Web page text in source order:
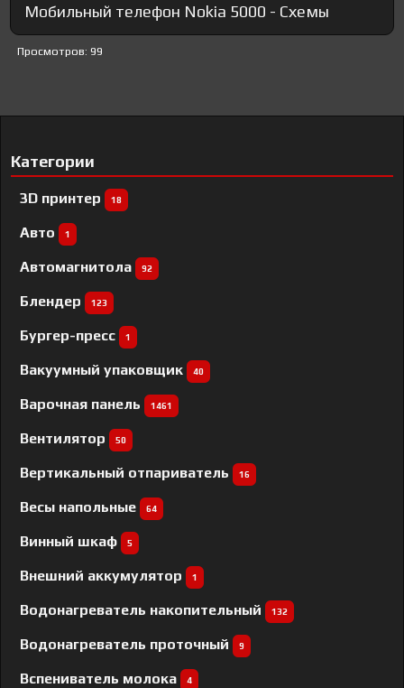
Мобильный телефон Nokia 5000 - Схемы
Просмотров: 99
Категории
3D принтер 18
Авто 1
Автомагнитола 92
Блендер 123
Бургер-пресс 1
Вакуумный упаковщик 40
Варочная панель 1461
Вентилятор 50
Вертикальный отпариватель 16
Весы напольные 64
Винный шкаф 5
Внешний аккумулятор 1
Водонагреватель накопительный 132
Водонагреватель проточный 9
Вспениватель молока 4